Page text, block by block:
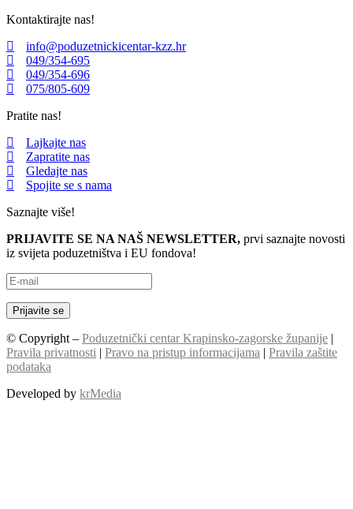
Kontaktirajte nas!
info@poduzetnickicentar-kzz.hr
049/354-695
049/354-696
075/805-609
Pratite nas!
Lajkajte nas
Zapratite nas
Gledajte nas
Spojite se s nama
Saznajte više!
PRIJAVITE SE NA NAŠ NEWSLETTER, prvi saznajte novosti
iz svijeta poduzetništva i EU fondova!
© Copyright – Poduzetnički centar Krapinsko-zagorske županije |
Pravila privatnosti | Pravo na pristup informacijama | Pravila zaštite
podataka
Developed by krMedia